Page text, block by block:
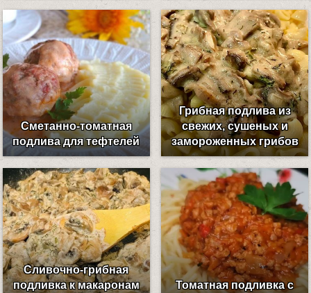
Сметанно-томатная
подлива для тефтелей
Грибная подлива из
свежих, сушеных и
замороженных грибов
Сливочно-грибная
подливка к макаронам
Томатная подливка с